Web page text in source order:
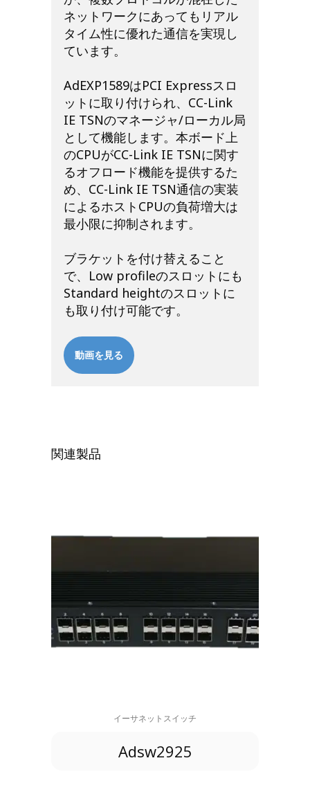
ネットワークにあってもリアル
タイム性に優れた通信を実現し
ています。
AdEXP1589はPCI Expressスロ
ットに取り付けられ、CC-Link
IE TSNのマネージャ/ローカル局
として機能します。本ボード上
のCPUがCC-Link IE TSNに関す
るオフロード機能を提供するた
め、CC-Link IE TSN通信の実装
によるホストCPUの負荷増大は
最小限に抑制されます。
ブラケットを付け替えること
で、Low profileのスロットにも
Standard heightのスロットに
も取り付け可能です。
動画を見る
関連製品
イーサネットスイッチ
Adsw2925